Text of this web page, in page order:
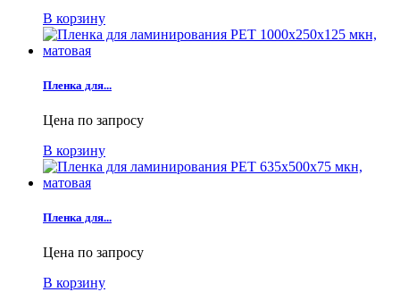
В корзину
Пленка для...
Цена по запросу
В корзину
Пленка для...
Цена по запросу
В корзину